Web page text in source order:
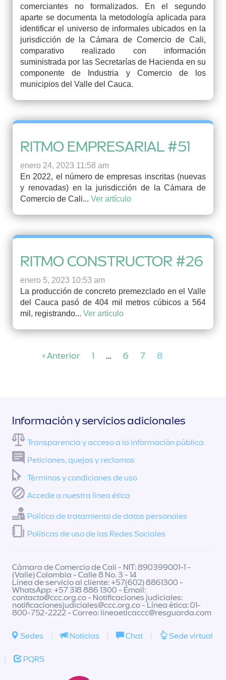
comerciantes no formalizados. En el segundo
aparte se documenta la metodología aplicada para
identificar el universo de informales ubicados en la
jurisdicción de la Cámara de Comercio de Cali,
comparativo realizado con información
suministrada por las Secretarías de Hacienda en su
componente de Industria y Comercio de los
municipios del Valle del Cauca.
RITMO EMPRESARIAL #51
enero 24, 2023 11:58 am
En 2022, el número de empresas inscritas (nuevas
y renovadas) en la jurisdicción de la Cámara de
Comercio de Cali... Ver artículo
RITMO CONSTRUCTOR #26
enero 5, 2023 10:53 am
La producción de concreto premezclado en el Valle
del Cauca pasó de 404 mil metros cúbicos a 564
mil, registrando... Ver artículo
« Anterior 1 … 6 7 8
Información y servicios adicionales
Transparencia y acceso a la información pública
Peticiones, quejas y reclamos
Términos y condiciones de uso
Accede a nuestra línea ética
Política de tratamiento de datos personales
Políticas de uso de las Redes Sociales
Cámara de Comercio de Cali - NIT: 890399001-1 -
(Valle) Colombia - Calle 8 No. 3 - 14
Línea de servicio al cliente: +57(602) 8861300 -
WhatsApp: +57 318 886 1300 - Email:
contacto@ccc.org.co- Notificaciones judiciales:
notificacionesjudiciales@ccc.org.co- Línea ética: 01-
800-752-2222 - Correo: lineaeticaccc@resguarda.com
Sedes | Noticias | Chat | Sede virtual
| PQRS